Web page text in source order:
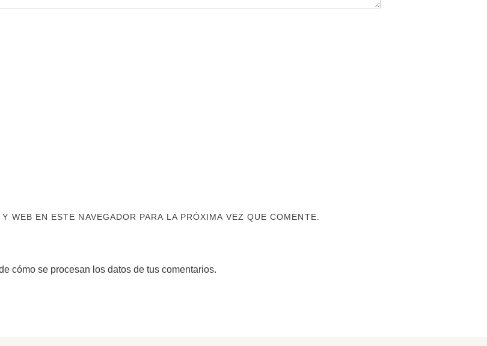
WEB EN ESTE NAVEGADOR PARA LA PRÓXIMA VEZ QUE COMENTE.
cómo se procesan los datos de tus comentarios.